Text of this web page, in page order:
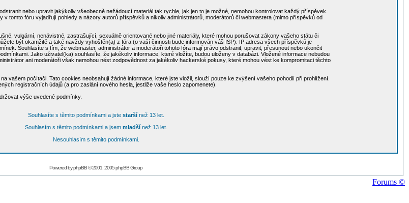
nebo upravit jakýkoliv všeobecně nežádoucí materiál tak rychle, jak jen to je možné, nemohou kontrolovat každý příspěvek.
tomto fóru vyjadřují pohledy a názory autorů příspěvků a nikoliv administrátorů, moderátorů či webmastera (mimo příspěvků od
vulgární, nenávistné, zastrašující, sexuálně orientované nebo jiné materiály, které mohou porušovat zákony vašeho státu či
být okamžitě a také navždy vyhoštěn(a) z fóra (o vaší činnosti bude informován váš ISP). IP adresa všech příspěvků je
Souhlasíte s tím, že webmaster, administrátor a moderátoři tohoto fóra mají právo odstranit, upravit, přesunout nebo ukončit
Jako uživatel(ka) souhlasíte, že jakékoliv informace, které vložíte, budou uloženy v databázi. Vložené informace nebudou
ani moderátoři však nemohou nést zodpovědnost za jakékoliv hackerské pokusy, které mohou vést ke kompromitaci těchto
vašem počítači. Tato cookies neobsahují žádné informace, které jste vložil, slouží pouze ke zvýšení vašeho pohodlí při prohlížení.
registračních údajů (a pro zaslání nového hesla, jestliže vaše heslo zapomenete).
výše uvedené podmínky.
Souhlasíte s těmito podmínkami a jste staršínež 13 let.
Souhlasím s těmito podmínkami a jsem mladšínež 13 let.
Nesouhlasím s těmito podmínkami.
Powered byphpBB© 2001, 2005 phpBB Group
Forums ©